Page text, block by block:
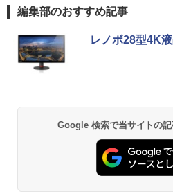
￥29,800
編集部のおすすめ記事
レノボ28型4K
Google 検索で当サイトの